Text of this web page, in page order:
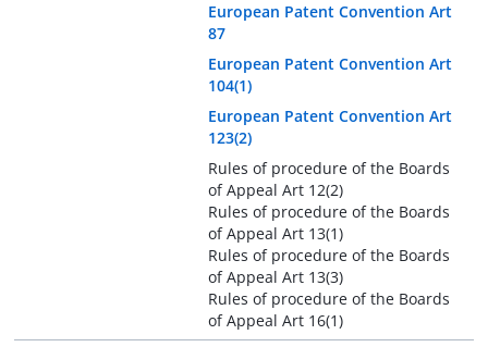
European Patent Convention Art
87
European Patent Convention Art
104(1)
European Patent Convention Art
123(2)
Rules of procedure of the Boards
of Appeal Art 12(2)
Rules of procedure of the Boards
of Appeal Art 13(1)
Rules of procedure of the Boards
of Appeal Art 13(3)
Rules of procedure of the Boards
of Appeal Art 16(1)